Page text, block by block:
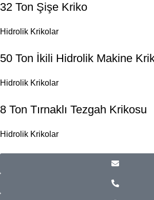
32 Ton Şişe Kriko
Hidrolik Krikolar
50 Ton İkili Hidrolik Makine
Hidrolik Krikolar
8 Ton Tırnaklı Tezgah Krikosu
Hidrolik Krikolar